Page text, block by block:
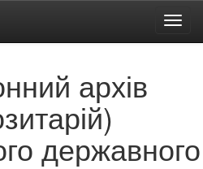
архів
державного